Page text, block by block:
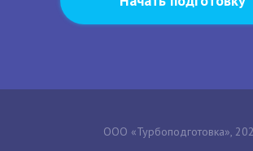
ООО «Турбоподготовка»,